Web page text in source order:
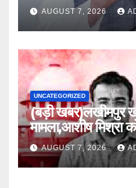
AUGUST 7, 2026
UNCATEGORIZED
(बड़ी खबर)लखीमपुर
मामला,आशीष मिश्रा
AUGUST 7, 2026